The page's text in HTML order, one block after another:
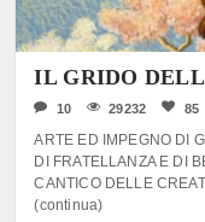
IL GRIDO
10 29232 85
ARTE ED IMPEGNO DI
DI FRATELLANZA E DI
CANTICO DELLE
(continua)